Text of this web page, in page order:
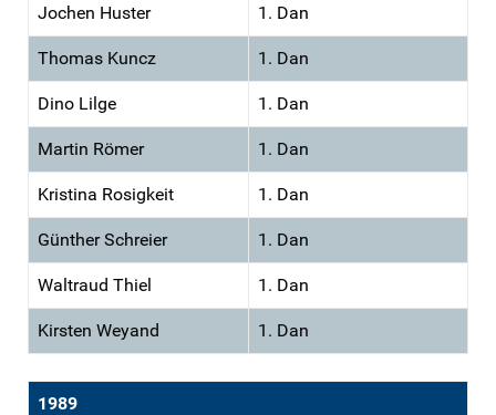
Jochen Huster 1. Dan
Thomas Kuncz 1. Dan
Dino Lilge 1. Dan
Martin Römer 1. Dan
Kristina Rosigkeit 1. Dan
Günther Schreier 1. Dan
Waltraud Thiel 1. Dan
Kirsten Weyand 1. Dan
1989